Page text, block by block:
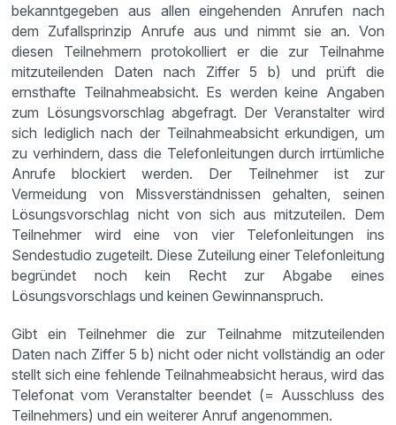
bekanntgegeben aus allen eingehenden Anrufen nach
dem Zufallsprinzip Anrufe aus und nimmt sie an. Von
diesen Teilnehmern protokolliert er die zur Teilnahme
mitzuteilenden Daten nach Ziffer 5 b) und prüft die
ernsthafte Teilnahmeabsicht. Es werden keine Angaben
zum Lösungsvorschlag abgefragt. Der Veranstalter wird
sich lediglich nach der Teilnahmeabsicht erkundigen, um
zu verhindern, dass die Telefonleitungen durch irrtümliche
Anrufe blockiert werden. Der Teilnehmer ist zur
Vermeidung von Missverständnissen gehalten, seinen
Lösungsvorschlag nicht von sich aus mitzuteilen. Dem
Teilnehmer wird eine von vier Telefonleitungen ins
Sendestudio zugeteilt. Diese Zuteilung einer Telefonleitung
begründet noch kein Recht zur Abgabe eines
Lösungsvorschlags und keinen Gewinnanspruch.
Gibt ein Teilnehmer die zur Teilnahme mitzuteilenden
Daten nach Ziffer 5 b) nicht oder nicht vollständig an oder
stellt sich eine fehlende Teilnahmeabsicht heraus, wird das
Telefonat vom Veranstalter beendet (= Ausschluss des
Teilnehmers) und ein weiterer Anruf angenommen.